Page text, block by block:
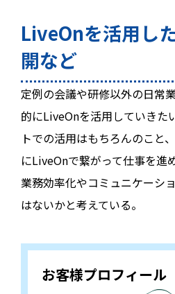
LiveOnを活用し
開など
定例の会議や研修以外の日常
的にLiveOnを活用していきた
トでの活用はもちろんのこと
にLiveOnで繋がって仕事を進
業務効率化やコミュニケーシ
はないかと考えている。
お客様プロフィール